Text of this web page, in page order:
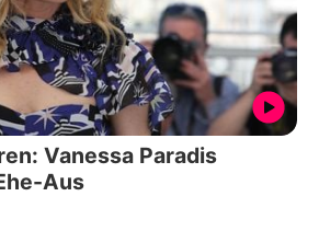
Vanessa Paradis
Aus